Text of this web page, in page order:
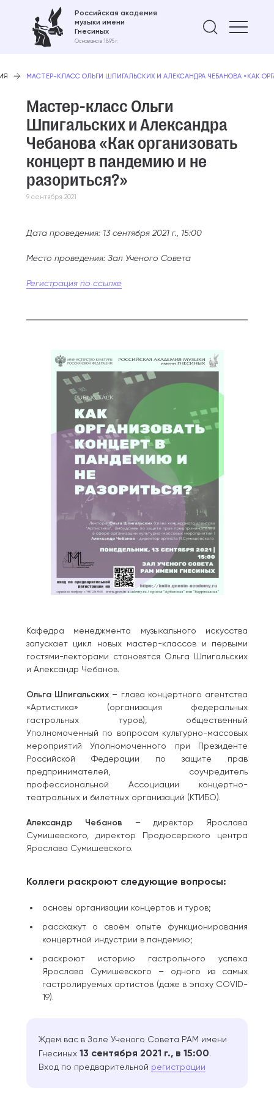
Российская академия
музыки имени
Гнесиных
Основана в 1895 г.
Найти
МАСТЕР-КЛАСС ОЛЬГИ ШПИГАЛЬСКИХ И АЛЕКСАНДРА ЧЕБАНОВА «КАК
Мастер-класс Ольги
Шпигальских и Александра
Чебанова «Как организовать
концерт в пандемию и не
разориться?»
9 сентября 2021
Дата проведения: 13 сентября 2021 г., 15:00
Место проведения: Зал Ученого Совета
Регистрация по ссылке
Кафедра менеджмента музыкального искусства
запускает цикл новых мастер-классов и первыми
гостями-лекторами становятся Ольга Шпигальских
и Александр Чебанов.
Ольга Шпигальских – глава концертного агентства
«Артистика» (организация федеральных
гастрольных туров), общественный
Уполномоченный по вопросам культурно-массовых
мероприятий Уполномоченного при Президенте
Российской Федерации по защите прав
предпринимателей, соучредитель
профессиональной Ассоциации концертно-
театральных и билетных организаций (КТИБО).⠀
Александр Чебанов – директор Ярослава
Сумишевского, директор Продюсерского центра
Ярослава Сумишевского.
Коллеги раскроют следующие вопросы:
основы организации концертов и туров;
расскажут о своём опыте функционирования
концертной индустрии в пандемию;
раскроют историю гастрольного успеха
Ярослава Сумишевского – одного из самых
гастролируемых артистов (даже в эпоху COVID-
19).
Ждем вас в Зале Ученого Совета РАМ имени
Гнесиных 13 сентября 2021 г., в 15:00.
Вход по предварительной регистрации